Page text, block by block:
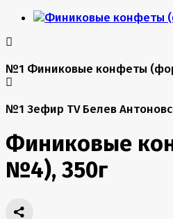
№1 Финиковые конфеты
№1 Зефир TV Белев
Финиковые
№4), 350г